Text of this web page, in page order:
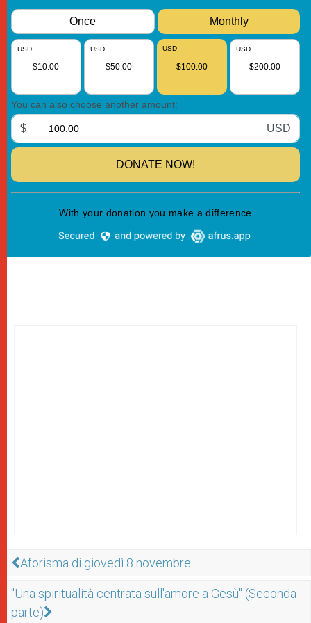
Aforisma di giovedì 8 novembre
"Una spiritualità centrata sull'amore a Gesù" (Seconda
parte)